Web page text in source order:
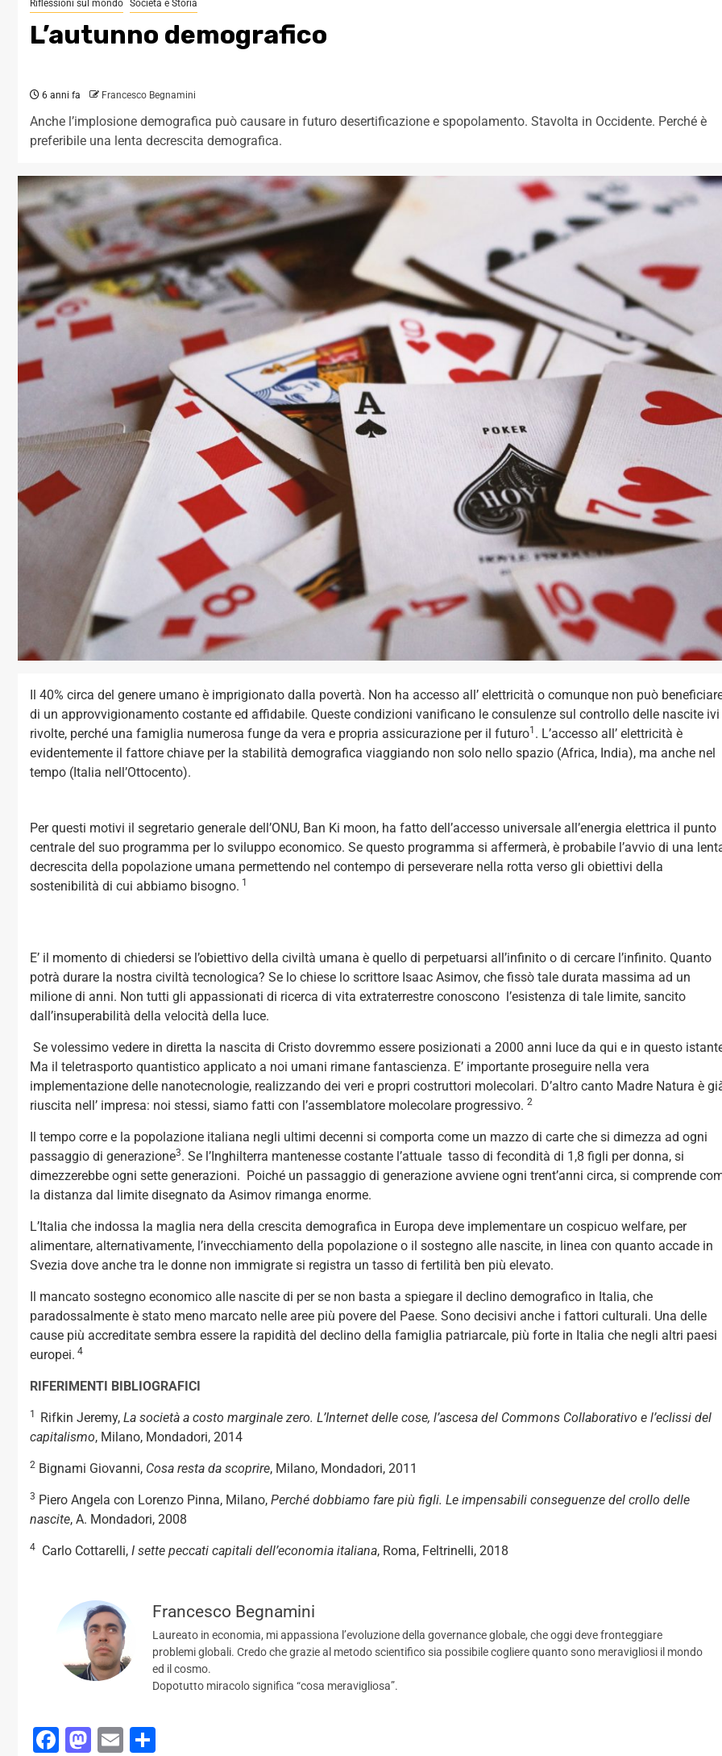
Riflessioni sul mondo Società e Storia
L’autunno demografico
6 anni fa Francesco Begnamini
Anche l’implosione demografica può causare in futuro desertificazione e spopolamento. Stavolta in Occidente. Perché è
preferibile una lenta decrescita demografica.
Il 40% circa del genere umano è imprigionato dalla povertà. Non ha accesso all’ elettricità o comunque non può
di un approvvigionamento costante ed affidabile. Queste condizioni vanificano le consulenze sul controllo delle nascite ivi
rivolte, perché una famiglia numerosa funge da vera e propria assicurazione per il futuro1 . L’accesso all’ elettricità è
evidentemente il fattore chiave per la stabilità demografica viaggiando non solo nello spazio (Africa, India), ma anche nel
tempo (Italia nell’Ottocento).
Per questi motivi il segretario generale dell’ONU, Ban Ki moon, ha fatto dell’accesso universale all’energia elettrica il punto
centrale del suo programma per lo sviluppo economico. Se questo programma si affermerà, è probabile l’avvio di una
decrescita della popolazione umana permettendo nel contempo di perseverare nella rotta verso gli obiettivi della
sostenibilità di cui abbiamo bisogno. 1
E’ il momento di chiedersi se l’obiettivo della civiltà umana è quello di perpetuarsi all’infinito o di cercare l’infinito. Quanto
potrà durare la nostra civiltà tecnologica? Se lo chiese lo scrittore Isaac Asimov, che fissò tale durata massima ad un
milione di anni. Non tutti gli appassionati di ricerca di vita extraterrestre conoscono l’esistenza di tale limite, sancito
dall’insuperabilità della velocità della luce.
Se volessimo vedere in diretta la nascita di Cristo dovremmo essere posizionati a 2000 anni luce da qui e in questo
Ma il teletrasporto quantistico applicato a noi umani rimane fantascienza. E’ importante proseguire nella vera
implementazione delle nanotecnologie, realizzando dei veri e propri costruttori molecolari. D’altro canto Madre Natura è
riuscita nell’ impresa: noi stessi, siamo fatti con l’assemblatore molecolare progressivo. 2
Il tempo corre e la popolazione italiana negli ultimi decenni si comporta come un mazzo di carte che si dimezza ad ogni
passaggio di generazione3. Se l’Inghilterra mantenesse costante l’attuale tasso di fecondità di 1,8 figli per donna, si
dimezzerebbe ogni sette generazioni. Poiché un passaggio di generazione avviene ogni trent’anni circa, si comprende
la distanza dal limite disegnato da Asimov rimanga enorme.
L’Italia che indossa la maglia nera della crescita demografica in Europa deve implementare un cospicuo welfare, per
alimentare, alternativamente, l’invecchiamento della popolazione o il sostegno alle nascite, in linea con quanto accade in
Svezia dove anche tra le donne non immigrate si registra un tasso di fertilità ben più elevato.
Il mancato sostegno economico alle nascite di per se non basta a spiegare il declino demografico in Italia, che
paradossalmente è stato meno marcato nelle aree più povere del Paese. Sono decisivi anche i fattori culturali. Una delle
cause più accreditate sembra essere la rapidità del declino della famiglia patriarcale, più forte in Italia che negli altri paesi
europei. 4
RIFERIMENTI BIBLIOGRAFICI
1 Rifkin Jeremy, La società a costo marginale zero. L’Internet delle cose, l’ascesa del Commons Collaborativo e l’eclissi del
capitalismo, Milano, Mondadori, 2014
2 Bignami Giovanni, Cosa resta da scoprire, Milano, Mondadori, 2011
3 Piero Angela con Lorenzo Pinna, Milano, Perché dobbiamo fare più figli. Le impensabili conseguenze del crollo delle
nascite, A. Mondadori, 2008
4 Carlo Cottarelli, I sette peccati capitali dell’economia italiana, Roma, Feltrinelli, 2018
Francesco Begnamini
Laureato in economia, mi appassiona l’evoluzione della governance globale, che oggi deve fronteggiare
problemi globali. Credo che grazie al metodo scientifico sia possibile cogliere quanto sono meravigliosi il mondo
ed il cosmo.
Dopotutto miracolo significa “cosa meravigliosa”.
Facebook
Mastodon
Email